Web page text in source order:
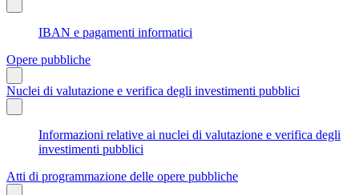
IBAN e pagamenti informatici
Opere pubbliche
Nuclei di valutazione e verifica degli investimenti pubblici
Informazioni relative ai nuclei di valutazione e verifica degli
investimenti pubblici
Atti di programmazione delle opere pubbliche